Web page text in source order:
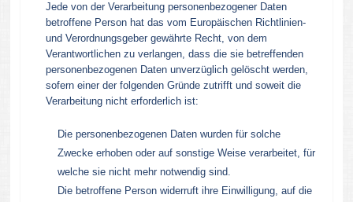
Jede von der Verarbeitung personenbezogener Daten
betroffene Person hat das vom Europäischen Richtlinien-
und Verordnungsgeber gewährte Recht, von dem
Verantwortlichen zu verlangen, dass die sie betreffenden
personenbezogenen Daten unverzüglich gelöscht werden,
sofern einer der folgenden Gründe zutrifft und soweit die
Verarbeitung nicht erforderlich ist:
Die personenbezogenen Daten wurden für solche
Zwecke erhoben oder auf sonstige Weise verarbeitet, für
welche sie nicht mehr notwendig sind.
Die betroffene Person widerruft ihre Einwilligung, auf die